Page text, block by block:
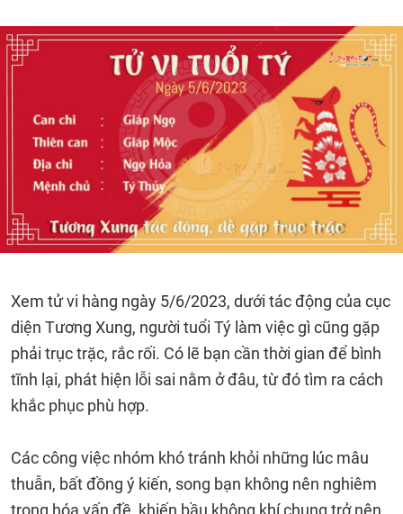
Xem tử vi hàng ngày 5/6/2023, dưới tác động của cục
diện Tương Xung, người tuổi Tý làm việc gì cũng gặp
phải trục trặc, rắc rối. Có lẽ bạn cần thời gian để bình
tĩnh lại, phát hiện lỗi sai nằm ở đâu, từ đó tìm ra cách
khắc phục phù hợp.
Các công việc nhóm khó tránh khỏi những lúc mâu
thuẫn, bất đồng ý kiến, song bạn không nên nghiêm
trọng hóa vấn đề, khiến bầu không khí chung trở nên